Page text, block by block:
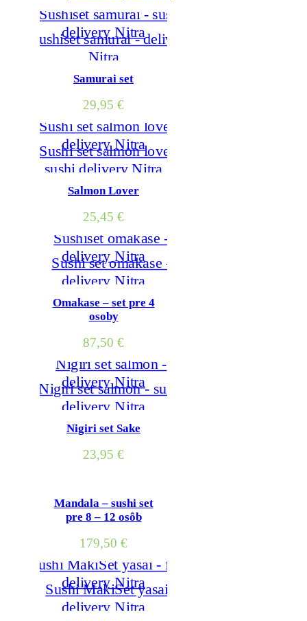
Samurai set
29,95 €
Salmon Lover
25,45 €
Omakase – set pre 4
osoby
87,50 €
Nigiri set Sake
23,95 €
Mandala – sushi set
pre 8 – 12 osôb
179,50 €